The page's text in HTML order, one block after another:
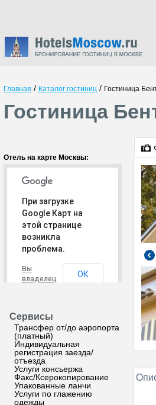
Главная / Каталог гостиниц / Гостиница
Гостиница
Отель на карте Москвы:
При загрузке
Google Карт на
этой странице
возникла
проблема.
Вы
владелец
ОК
Сервисы
Трансфер от/до аэропорта
(платный)
Индивидуальная
регистрация заезда/
отъезда
Услуги консьержа
Факс/Ксерокопирование
Упакованные ланчи
Услуги по глажению
одежды